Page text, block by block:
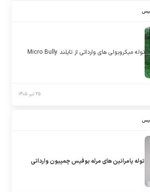
توله میکروبولی های وارداتی از تایلند Micro Bully
۲۵ تیر ۱۴۰۵
توله پامرانین های مرله بوفیس چمپیون وارداتی